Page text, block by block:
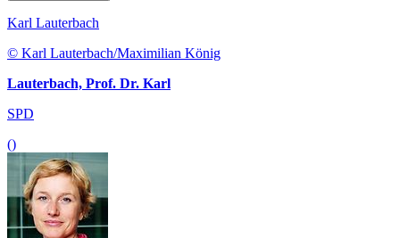
Karl Lauterbach
© Karl Lauterbach/Maximilian König
Lauterbach, Prof. Dr. Karl
SPD
()